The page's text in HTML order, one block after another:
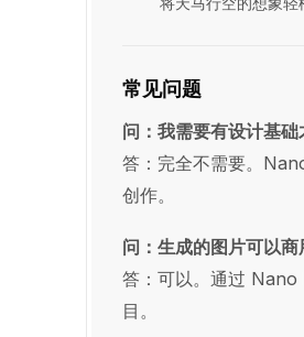
常见问题
问：我需要有设计基础
答：完全不需要。
创作。
问：生成的图片可以商
答：可以。通过 Nano
目。